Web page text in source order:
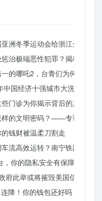
洲冬季运动会给浙江企业带
治极端恶性犯罪？揭秘重大
的哪吒2，台青们为何如此惊
国经济十强城市大洗牌
门诊为你揭示背后的真相
样的文明密码？——专访南京
钱财被温柔刀割走
流高效运转？南宁铁路枢纽
你的隐私安全有保障了吗？
此举或将摧毁美国信誉？
降！你的钱包还好吗？